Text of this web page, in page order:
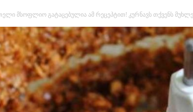
მსოფლიო გატაცებულია ამ რეცეპტით! კურნავს თქვენს